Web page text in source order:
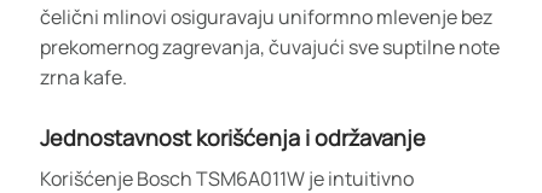
čelični mlinovi osiguravaju uniformno mlevenje bez
prekomernog zagrevanja, čuvajući sve suptilne note
zrna kafe.
Jednostavnost korišćenja i održavanje
Korišćenje Bosch TSM6A011W je intuitivno